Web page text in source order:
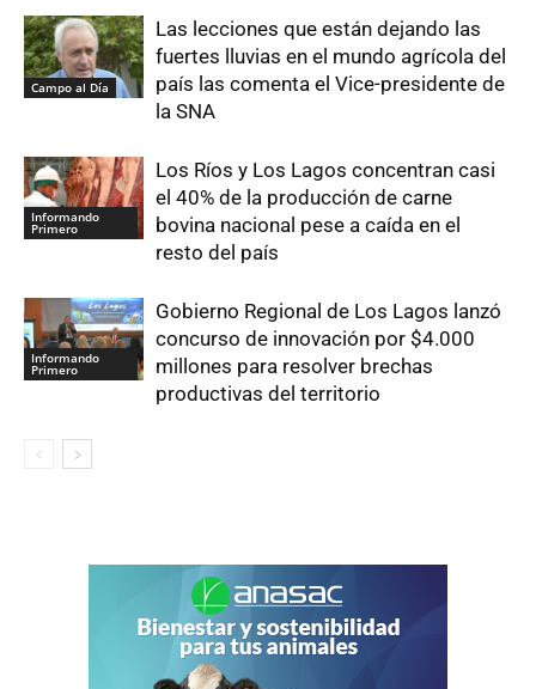
Campo al Día
Las lecciones que están dejando las
fuertes lluvias en el mundo agrícola del
país las comenta el Vice-presidente de
la SNA
Informando
Primero
Los Ríos y Los Lagos concentran casi
el 40% de la producción de carne
bovina nacional pese a caída en el
resto del país
Informando
Primero
Gobierno Regional de Los Lagos lanzó
concurso de innovación por $4.000
millones para resolver brechas
productivas del territorio